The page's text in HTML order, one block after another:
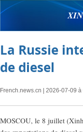
La Russie
de diesel
French.news.cn | 2026-07-09
MOSCOU, le 8 juillet